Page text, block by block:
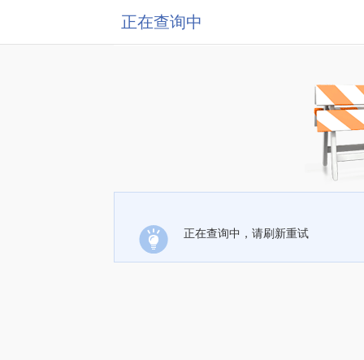
正在查询中
正在查询中，请刷新重试